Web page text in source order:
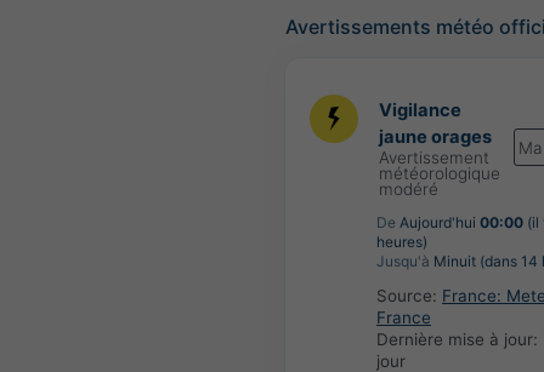
Avertissements météo
Vigilance
jaune orages
Avertissement
météorologique
modéré
De Aujourd'hui 00:00 (il
heures)
Jusqu'à Minuit (dans 14
Source: France:
France
Dernière mise à jour:
jour